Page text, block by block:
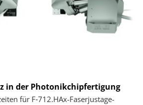
in der Photonikchipfertigung
für F‑712.HAx-Faserjustage-